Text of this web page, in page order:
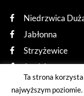
Niedrzwica
Jabłonna
Strzyżewice
Jastków
Ta strona
najwyższym